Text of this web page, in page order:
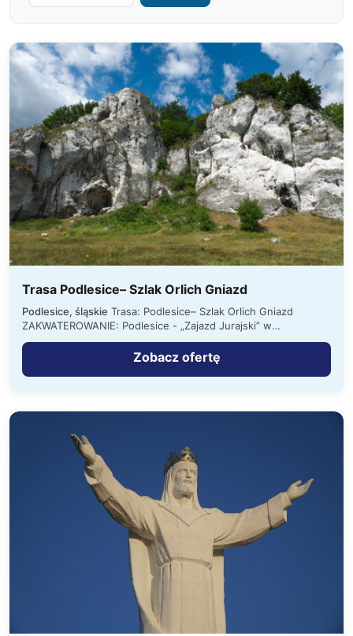
Trasa Podlesice– Szlak Orlich Gniazd
Podlesice, śląskie
ZAKWATEROWANIE: Podlesice - „Zajazd Jurajski” w
miejscowość znajdującej się w samym…
Zobacz ofertę